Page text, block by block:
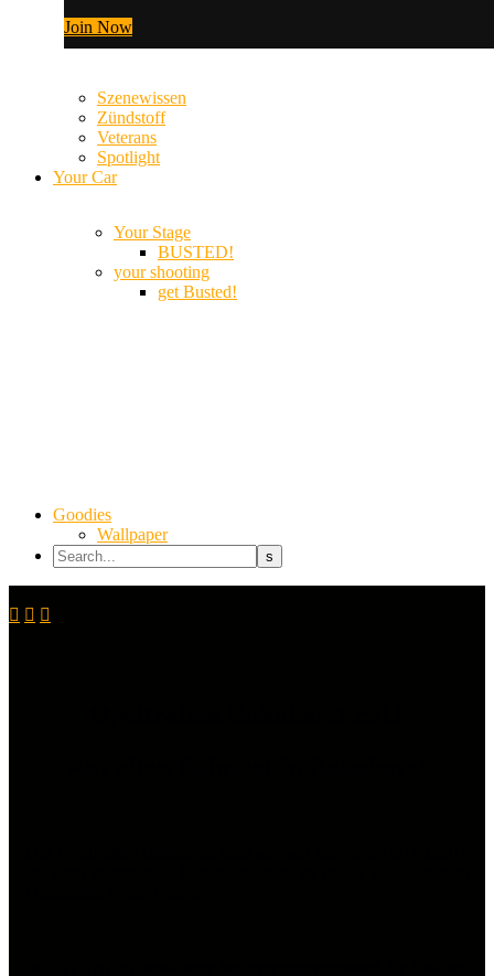
Join Now
Szenewissen
Zündstoff
Veterans
Spotlight
Your Car
Your Stage
BUSTED!
your shooting
get Busted!
Goodies
Wallpaper
  